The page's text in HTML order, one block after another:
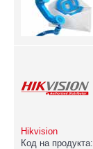
Hikvision
Код на продукта: